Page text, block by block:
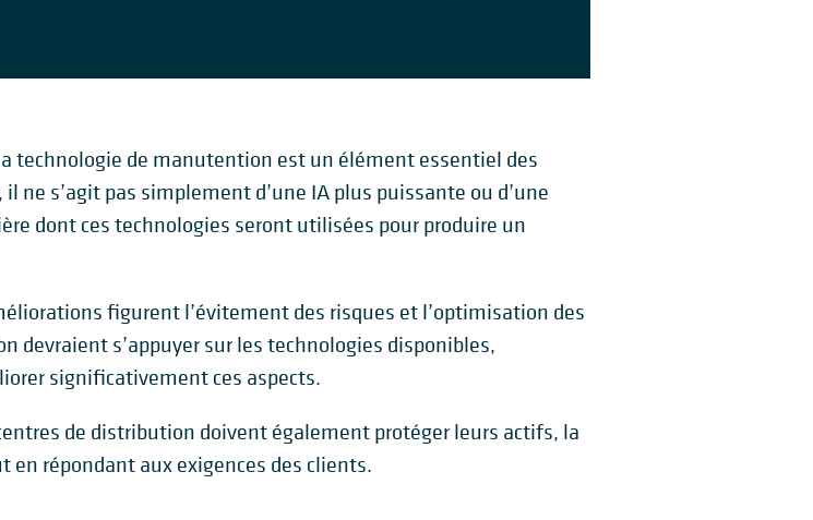
technologie de manutention est un élément essentiel des
ne s’agit pas simplement d’une IA plus puissante ou d’une
dont ces technologies seront utilisées pour produire un
figurent l’évitement des risques et l’optimisation des
devraient s’appuyer sur les technologies disponibles,
significativement ces aspects.
de distribution doivent également protéger leurs actifs, la
répondant aux exigences des clients.